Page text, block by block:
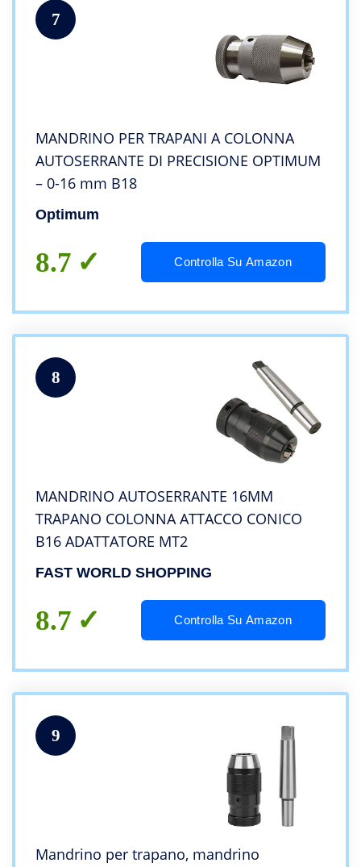
7
MANDRINO PER TRAPANI A COLONNA
AUTOSERRANTE DI PRECISIONE OPTIMUM
– 0-16 mm B18
Optimum
8.7 Controlla Su Amazon
8
MANDRINO AUTOSERRANTE 16MM
TRAPANO COLONNA ATTACCO CONICO
B16 ADATTATORE MT2
FAST WORLD SHOPPING
8.7 Controlla Su Amazon
9
Mandrino per trapano, mandrino